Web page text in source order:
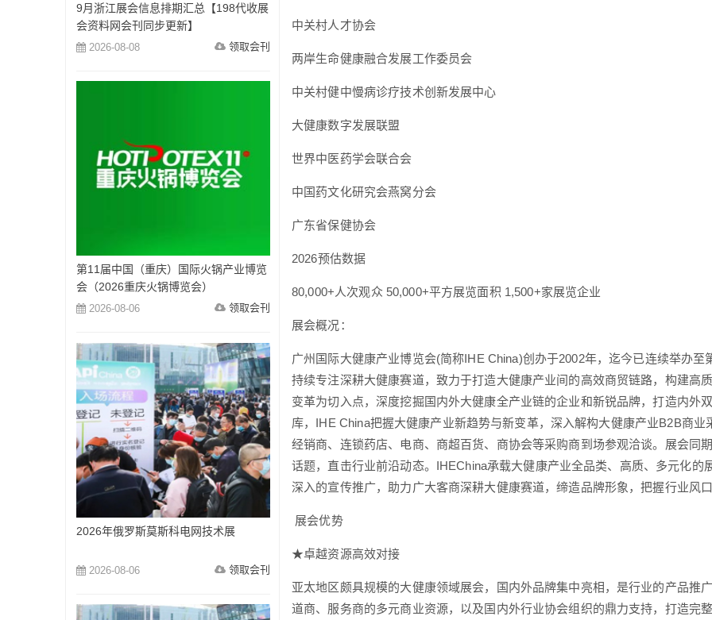
中关村人才协会
两岸生命健康融合发展工作委员会
中关村健中慢病诊疗技术创新发展中心
大健康数字发展联盟
世界中医药学会联合会
中国药文化研究会燕窝分会
广东省保健协会
2026预估数据
80,000+人次观众 50,000+平方展览面积 1,500+家展览企业
展会概况：
广州国际大健康产业博览会(简称IHE China)创办于2002年，迄今已连续举办至
持续专注深耕大健康赛道，致力于打造大健康产业间的高效商贸链路，构建高
变革为切入点，深度挖掘国内外大健康全产业链的企业和新锐品牌，打造内外
库，IHE China把握大健康产业新趋势与新变革，深入解构大健康产业B2B商
经销商、连锁药店、电商、商超百货、商协会等采购商到场参观洽谈。展会同
话题，直击行业前沿动态。IHEChina承载大健康产业全品类、高质、多元化
深入的宣传推广，助力广大客商深耕大健康赛道，缔造品牌形象，把握行业风
展会优势
★卓越资源高效对接
亚太地区颇具规模的大健康领域展会，国内外品牌集中亮相，是行业的产品推
道商、服务商的多元商业资源，以及国内外行业协会组织的鼎力支持，打造完
9月浙江展会信息排期汇总【198代收展
会资料网会刊同步更新】
2026-08-08 领取会刊
第11届中国（重庆）国际火锅产业博览
会（2026重庆火锅博览会）
2026-08-06 领取会刊
2026年俄罗斯莫斯科电网技术展
2026-08-06 领取会刊